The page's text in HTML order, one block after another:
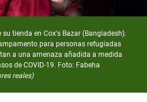
tienda en Cox's Bazar (Bangladesh).
para personas refugiadas
a una amenaza añadida a medida
de COVID-19. Foto: Fabeha
reales)